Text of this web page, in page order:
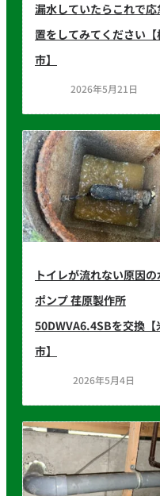
漏水していたらこれで応
置をしてみてください【
市】
2026年5月21日
トイレが流れない原因の
ポンプ 荏原製作所
50DWVA6.4SBを交換【
市】
2026年5月4日